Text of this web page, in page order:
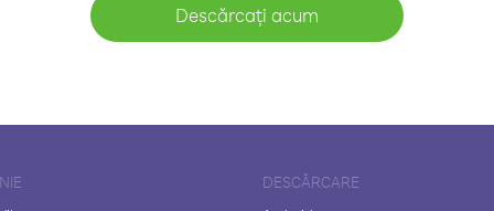
Descărcați acum
DESCĂRCARE